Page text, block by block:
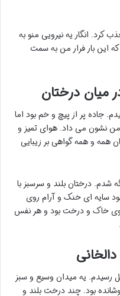
انگار یه نیرویی منو به
این بار فرار من به سمت
میان درختان
جاده پر از پیچ و خم بود اما
نشون می داد. هوای تمیز و
و همه گواهی بر زیبایی
شدم. درختان بلند و سرسبز با
سایه ای خنک و آرام روی
بوی خاک و درخت بود و هر نفس
رسیدم. یه میدان وسیع و سبز
بود. چند درخت بلند و